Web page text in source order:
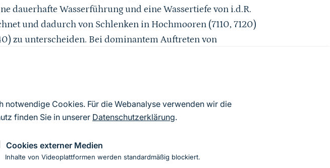
Cookies. Für die Webanalyse verwenden wir die
finden Sie in unserer Datenschutzerklärung.
Cookies externer Medien
Inhalte von Videoplattformen werden standardmäßig blockiert.
dauerhafte Wasserführung und eine Wassertiefe von i.d.R.
und dadurch von Schlenken in Hochmooren (7110, 7120)
zu unterscheiden. Bei dominantem Auftreten von
Stillgewässer" sollte erfolgen.